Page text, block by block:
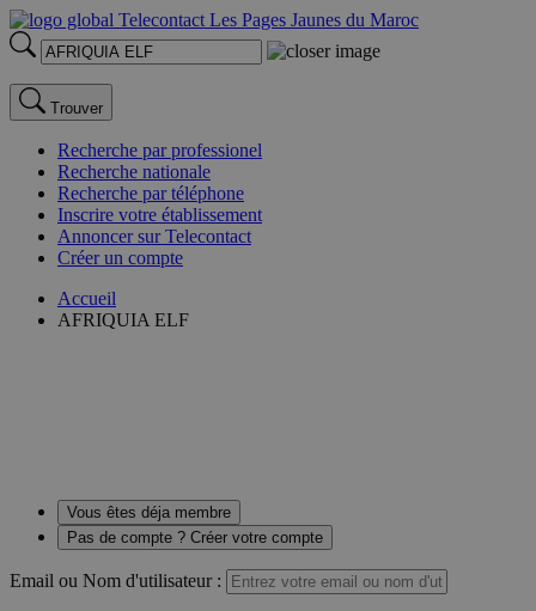
Trouver
Recherche par professionel
Recherche nationale
Recherche par téléphone
Inscrire votre établissement
Annoncer sur Telecontact
Créer un compte
Accueil
AFRIQUIA ELF
Vous êtes déja membre
Pas de compte ? Créer votre compte
Email ou Nom d'utilisateur :